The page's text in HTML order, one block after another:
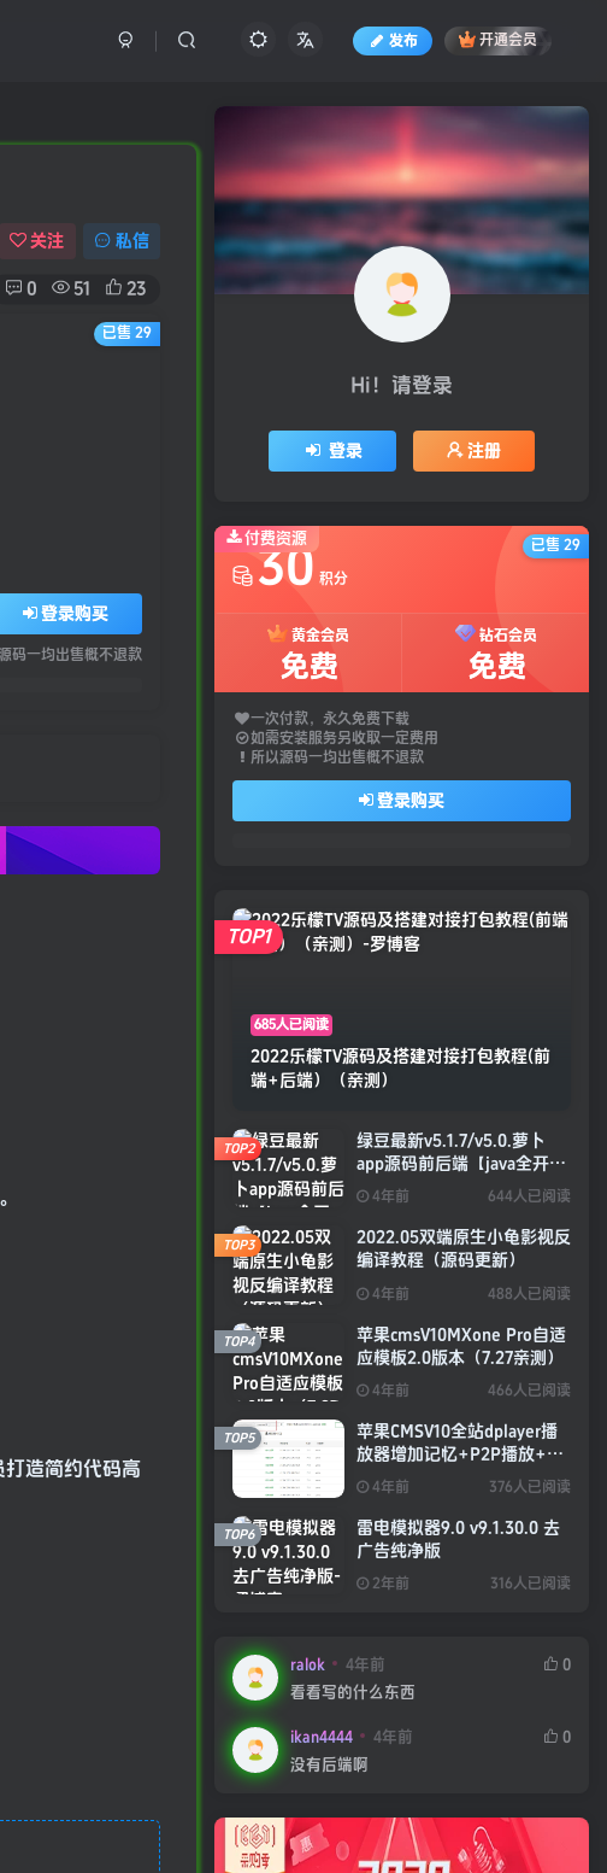
发布 开通会员
关注 私信
0 51 23
登录购买
码一均出售概不退款
已售 29
造简约代码高
Hi！请登录
登录 注册
付费资源
30 积分
黄金会员
免费
钻石会员
免费
一次付款，永久免费下载
如需安装服务另收取一定费用
所以源码一均出售概不退款
登录购买
已售 29
685人已阅读
2022乐檬TV源码及搭建对接打包教程(前
端+后端）（亲测）
TOP1
绿豆最新v5.1.7/v5.0.萝卜
app源码前后端【java全开源
免授权】
4年前 644人已阅读
TOP2
2022.05双端原生小龟影视反
编译教程（源码更新）
4年前 488人已阅读
TOP3
苹果cmsV10MXone Pro自适
应模板2.0版本（7.27亲测）
4年前 466人已阅读
TOP4
苹果CMSV10全站dplayer播
放器增加记忆+P2P播放+弹
幕+自动下一集功能
4年前 376人已阅读
TOP5
雷电模拟器9.0 v9.1.30.0 去
广告纯净版
2年前 316人已阅读
TOP6
ralok 4年前
0
看看写的什么东西
ikan4444 4年前
0
没有后端啊